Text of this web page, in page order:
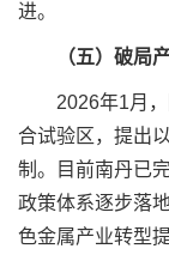
进。
（五）破局
2026年1月，
合试验区，提出
制。目前南丹已
政策体系逐步落
色金属产业转型